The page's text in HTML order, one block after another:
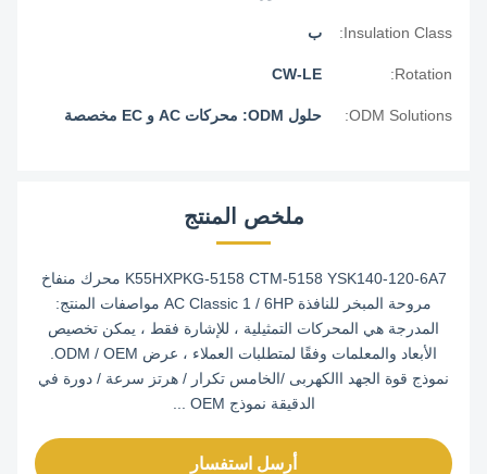
Insulation Class: ب
Rotation:
CW-LE
ODM Solutions: حلول ODM: محركات AC و EC مخصصة
ملخص المنتج
K55HXPKG-5158 CTM-5158 YSK140-120-6A7 محرك منفاخ
مروحة المبخر للنافذة AC Classic 1 / 6HP مواصفات المنتج:
المدرجة هي المحركات التمثيلية ، للإشارة فقط ، يمكن تخصيص
الأبعاد والمعلمات وفقًا لمتطلبات العملاء ، عرض ODM / OEM.
نموذج قوة الجهد االكهربى /الخامس تكرار / هرتز سرعة / دورة في
الدقيقة نموذج OEM ...
أرسل استفسار